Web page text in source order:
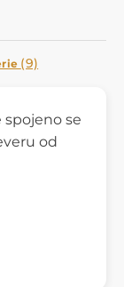
(9)
spojeno se
od